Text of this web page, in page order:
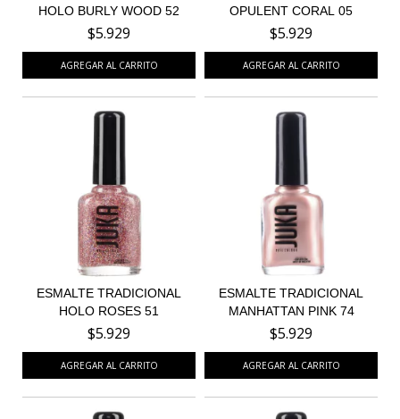
HOLO BURLY WOOD 52
$5.929
OPULENT CORAL 05
$5.929
ESMALTE TRADICIONAL
HOLO ROSES 51
$5.929
ESMALTE TRADICIONAL
MANHATTAN PINK 74
$5.929